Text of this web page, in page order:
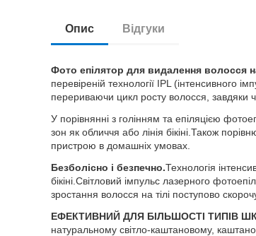
Опис Відгуки
Фото епілятор для видалення волосся
перевіреній технології IPL (інтенсивного
перериваючи цикл росту волосся, завдяки
У порівнянні з голінням та епіляцією
зон як обличчя або лінія бікіні.Також
пристрою в домашніх умовах.
Безболісно і безпечно.Технологія
бікіні.Світловий імпульс лазерного
зростання волосся на тілі поступово
ЕФЕКТИВНИЙ ДЛЯ БІЛЬШОСТІ ТИПІВ
натуральному світло-каштановому,